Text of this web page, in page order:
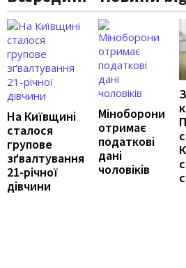
На Київщині
сталося
групове
зґвалтування
21-річної
дівчини
Міноборони
отримає
податкові
дані
чоловіків